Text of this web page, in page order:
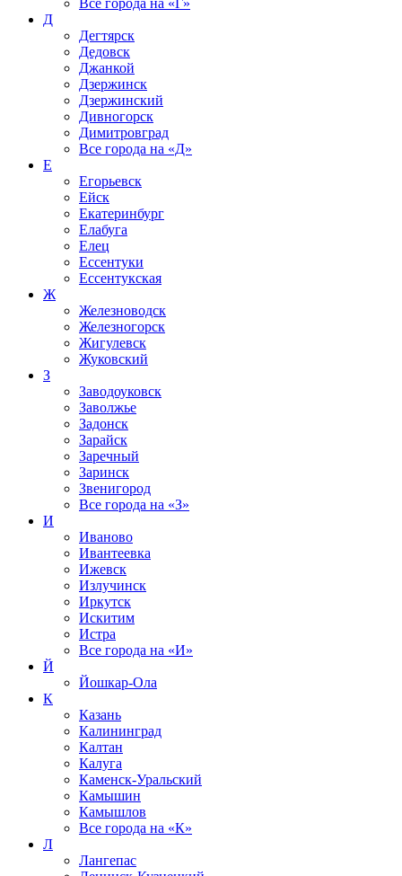
Все города на «Г»
Д
Дегтярск
Дедовск
Джанкой
Дзержинск
Дзержинский
Дивногорск
Димитровград
Все города на «Д»
Е
Егорьевск
Ейск
Екатеринбург
Елабуга
Елец
Ессентуки
Ессентукская
Ж
Железноводск
Железногорск
Жигулевск
Жуковский
З
Заводоуковск
Заволжье
Задонск
Зарайск
Заречный
Заринск
Звенигород
Все города на «З»
И
Иваново
Ивантеевка
Ижевск
Излучинск
Иркутск
Искитим
Истра
Все города на «И»
Й
Йошкар-Ола
К
Казань
Калининград
Калтан
Калуга
Каменск-Уральский
Камышин
Камышлов
Все города на «К»
Л
Лангепас